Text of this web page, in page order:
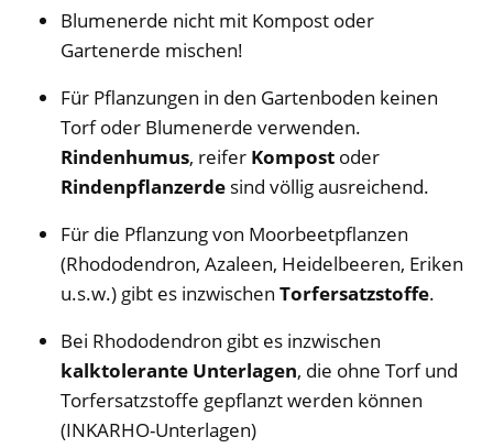
Blumenerde nicht mit Kompost oder
Gartenerde mischen!
Für Pflanzungen in den Gartenboden keinen
Torf oder Blumenerde verwenden.
Rindenhumus, reifer Kompost oder
Rindenpflanzerde sind völlig ausreichend.
Für die Pflanzung von Moorbeetpflanzen
(Rhododendron, Azaleen, Heidelbeeren, Eriken
u.s.w.) gibt es inzwischen Torfersatzstoffe.
Bei Rhododendron gibt es inzwischen
kalktolerante Unterlagen, die ohne Torf und
Torfersatzstoffe gepflanzt werden können
(INKARHO-Unterlagen)